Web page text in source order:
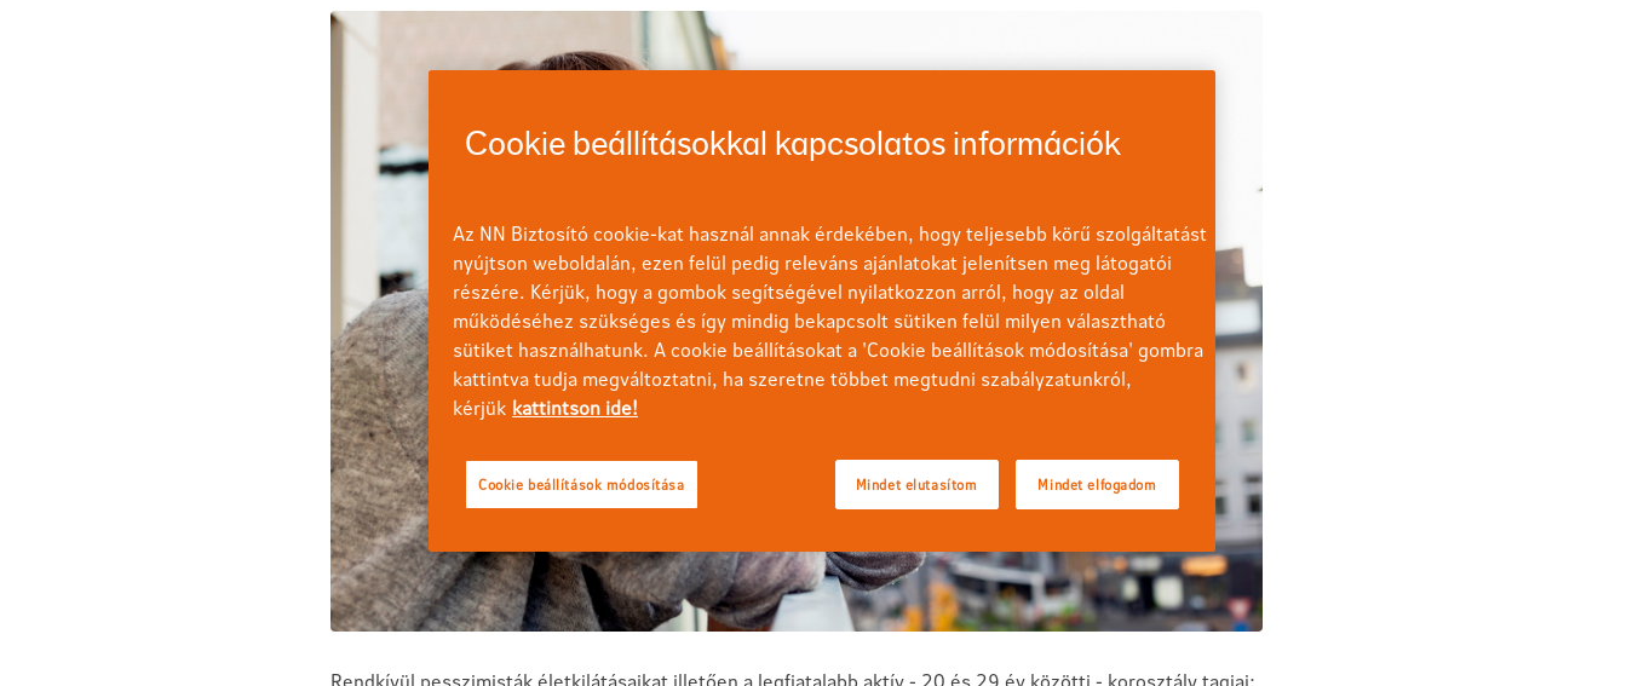
Rendkívül pesszimisták életkilátásaikat illetően a legfiatalabb aktív - 20 és 29 év közötti - korosztály tagjai:
Cookie beállításokkal kapcsolatos információk
Az NN Biztosító cookie-kat használ annak érdekében, hogy teljesebb körű szolgáltatást
nyújtson weboldalán, ezen felül pedig releváns ajánlatokat jelenítsen meg látogatói
részére. Kérjük, hogy a gombok segítségével nyilatkozzon arról, hogy az oldal
működéséhez szükséges és így mindig bekapcsolt sütiken felül milyen választható
sütiket használhatunk. A cookie beállításokat a 'Cookie beállítások módosítása' gombra
kattintva tudja megváltoztatni, ha szeretne többet megtudni szabályzatunkról,
kérjük kattintson ide!
Mindet elutasítom Mindet elfogadom
Cookie beállítások módosítása